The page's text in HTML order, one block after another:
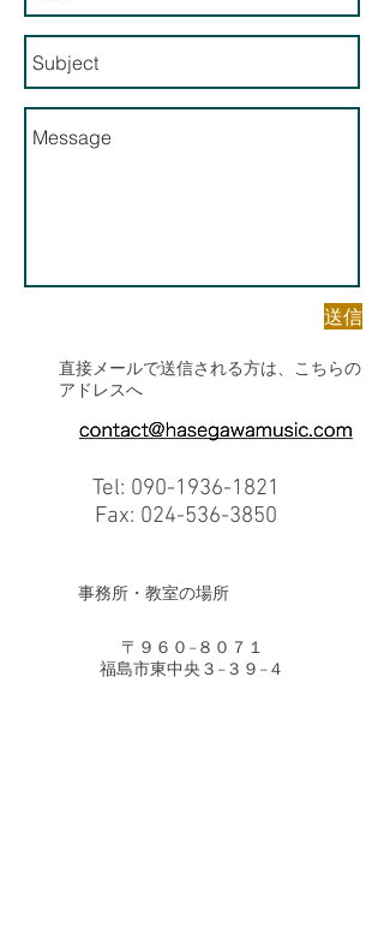
送信
直接メールで送信される方は、こちらの
アドレスへ
Tel: 090-1936-1821
Fax: 024-536-3850
​事務所・教室の場所
〒９６０−８０７１
福島市東中央３−３９−４